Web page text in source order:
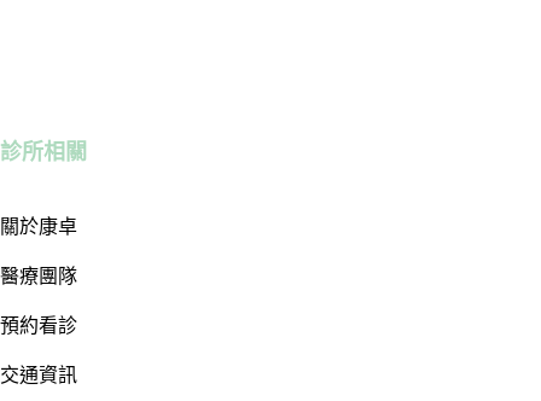
診所相關
關於康卓
醫療團隊
預約看診
交通資訊